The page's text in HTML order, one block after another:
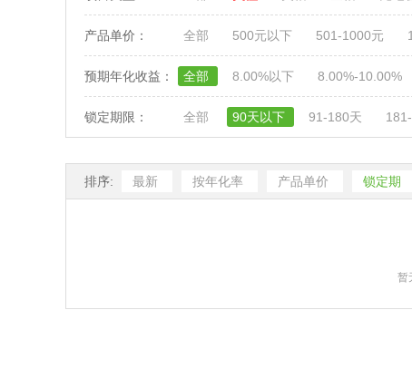
产品单价： 全部 500元以下 501-1000元
预期年化收益： 全部 8.00%以下 8.00%-10.00%
锁定期限： 全部 90天以下 91-180天
排序: 最新 按年化率 产品单价 锁定期
暂